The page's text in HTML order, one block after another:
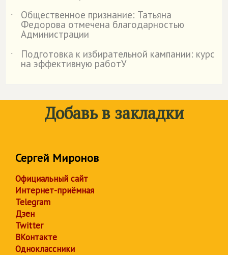
˙
Общественное признание: Татьяна
Федорова отмечена благодарностью
Администрации
˙
Подготовка к избирательной кампании: курс
на эффективную работУ
Добавь в закладки
Сергей Миронов
Официальный сайт
Интернет-приёмная
Telegram
Дзен
Twitter
ВКонтакте
Одноклассники